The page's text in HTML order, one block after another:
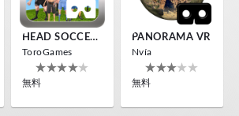
HEAD SOCCER VR
ToroGames
無料
PANORAMA VR
Nvía
無料